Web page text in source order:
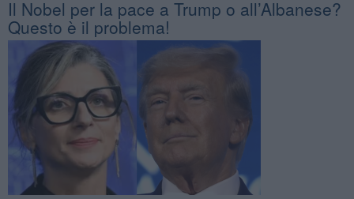
​Il Nobel per la pace a Trump o all’Albanese?
Questo è il problema!